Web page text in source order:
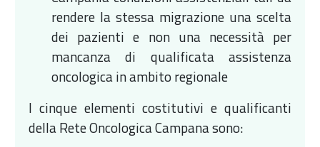
rendere la stessa migrazione una scelta
dei pazienti e non una necessità per
mancanza di qualificata assistenza
oncologica in ambito regionale
I cinque elementi costitutivi e qualificanti
della Rete Oncologica Campana sono: